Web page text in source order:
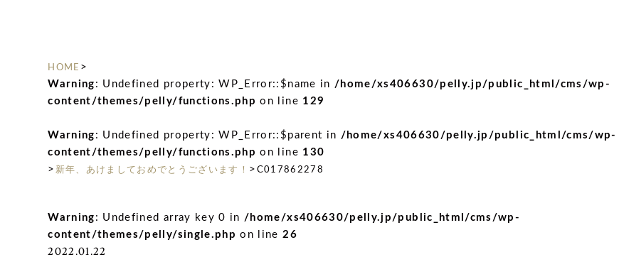
HOME >
Warning : Undefined property: WP_Error::$name in /home/xs406630/pelly.jp/public_html/cms/wp-
content/themes/pelly/functions.php on line 129
Warning : Undefined property: WP_Error::$parent in /home/xs406630/pelly.jp/public_html/cms/wp-
content/themes/pelly/functions.php on line 130
> 新年、あけましておめでとうございます！ > C017862278
Warning : Undefined array key 0 in /home/xs406630/pelly.jp/public_html/cms/wp-
content/themes/pelly/single.php on line26
2022.01.22